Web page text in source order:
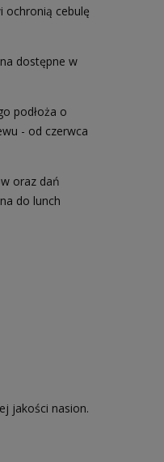
ochronią cebulę
dostępne w
podłoża o
- od czerwca
oraz dań
do lunch
jakości nasion.